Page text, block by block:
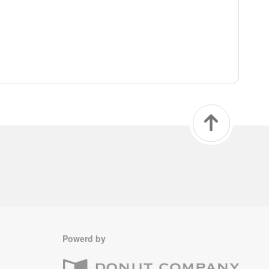
Powerd by